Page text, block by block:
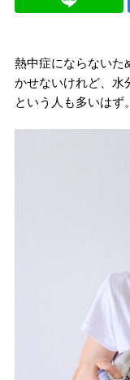
熱中症にならないた
かせないけれど、水
という人も多いはず。